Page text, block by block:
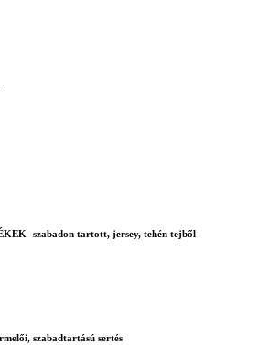
szabadon tartott, jersey, tehén tejből
szabadtartású sertés